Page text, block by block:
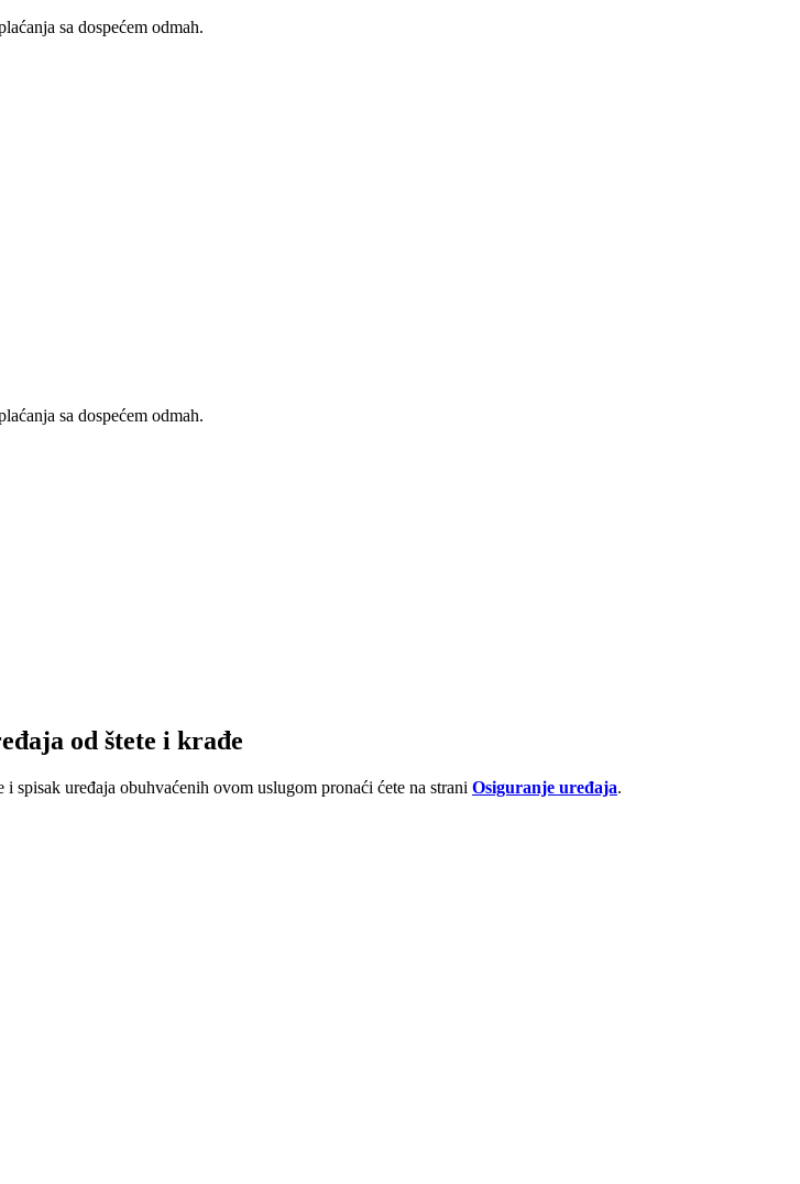
sa dospećem odmah.
sa dospećem odmah.
od štete i krađe
spisak uređaja obuhvaćenih ovom uslugom pronaći ćete na strani Osiguranje uređaja.